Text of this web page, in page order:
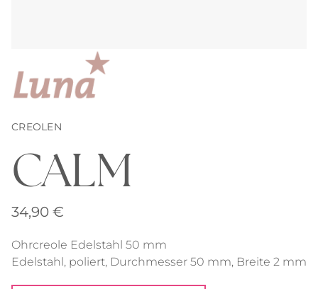
CREOLEN
CALM
34,90 €
Ohrcreole Edelstahl 50 mm
Edelstahl, poliert, Durchmesser 50 mm, Breite 2 mm